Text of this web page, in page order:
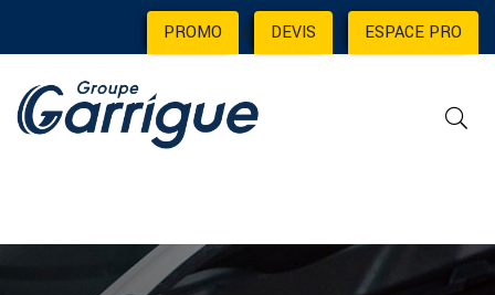
PROMO | DEVIS | ESPACE PRO